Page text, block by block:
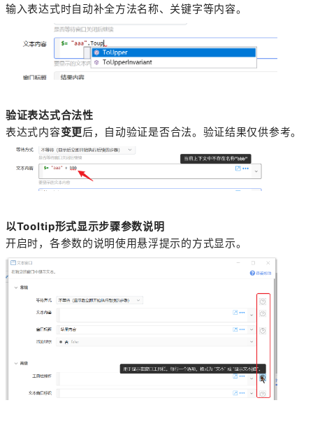
输入表达式时自动补全方法名称、关键字等内容。
验证表达式合法性
表达式内容变更后，自动验证是否合法。验证结果仅供参考。
以Tooltip形式显示步骤参数说明
开启时，各参数的说明使用悬浮提示的方式显示。